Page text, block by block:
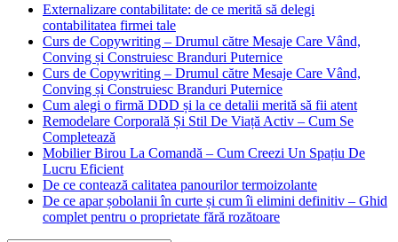
Externalizare contabilitate: de ce merită să delegi
contabilitatea firmei tale
Curs de Copywriting – Drumul către Mesaje Care Vând,
Conving și Construiesc Branduri Puternice
Curs de Copywriting – Drumul către Mesaje Care Vând,
Conving și Construiesc Branduri Puternice
Cum alegi o firmă DDD și la ce detalii merită să fii atent
Remodelare Corporală Și Stil De Viață Activ – Cum Se
Completează
Mobilier Birou La Comandă – Cum Creezi Un Spațiu De
Lucru Eficient
De ce contează calitatea panourilor termoizolante
De ce apar șobolanii în curte și cum îi elimini definitiv – Ghid
complet pentru o proprietate fără rozătoare